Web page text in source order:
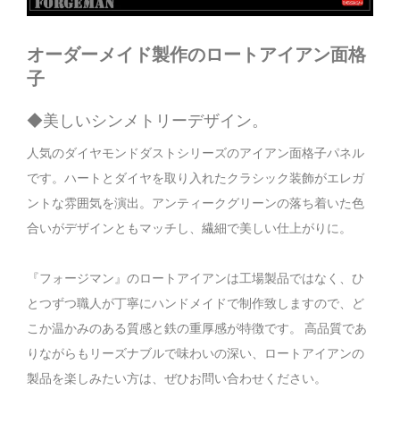
オーダーメイド製作のロートアイアン面格
子
◆美しいシンメトリーデザイン。
人気のダイヤモンドダストシリーズのアイアン面格子パネル
です。ハートとダイヤを取り入れたクラシック装飾がエレガ
ントな雰囲気を演出。アンティークグリーンの落ち着いた色
合いがデザインともマッチし、繊細で美しい仕上がりに。
『フォージマン』のロートアイアンは工場製品ではなく、ひ
とつずつ職人が丁寧にハンドメイドで制作致しますので、ど
こか温かみのある質感と鉄の重厚感が特徴です。 高品質であ
りながらもリーズナブルで味わいの深い、ロートアイアンの
製品を楽しみたい方は、ぜひお問い合わせください。